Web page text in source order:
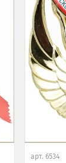
арт. 6534